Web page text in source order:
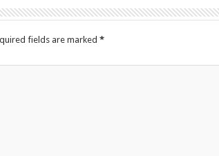
fields are marked *